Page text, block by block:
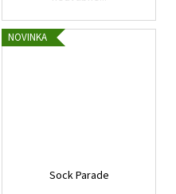
NOVINKA
Sock Parade